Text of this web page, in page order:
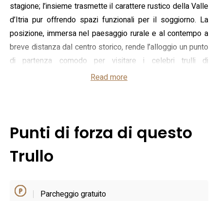
stagione; l’insieme trasmette il carattere rustico della Valle
d’Itria pur offrendo spazi funzionali per il soggiorno. La
posizione, immersa nel paesaggio rurale e al contempo a
breve distanza dal centro storico, rende l’alloggio un punto
di partenza comodo per visitare i celebri trulli di
Alberobello e i borghi vicini.
disponibili climatizzazione, collegamento internet e
televisione a schermo piatto; all’esterno si trova un’area
privata arredata, ideale per colazioni o cene all’aperto, e il
nella zona. La presenza di elementi originali in pietra e di
Read more
Punti di forza di questo
Trullo
Parcheggio gratuito